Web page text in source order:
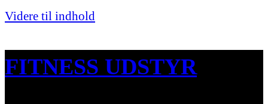
Videre til indhold
FITNESS UDSTYR